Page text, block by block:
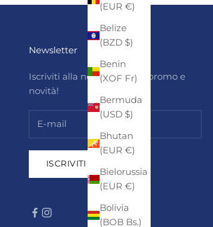
(EUR €)
Belize
(BZD $)
Benin
(XOF Fr)
Bermuda
(USD $)
Bhutan
(EUR €)
Bielorussia
(EUR €)
Bolivia
(BOB Bs.)
Newsletter
Iscriviti alla newsletter per promo e
novità!
ISCRIVITI